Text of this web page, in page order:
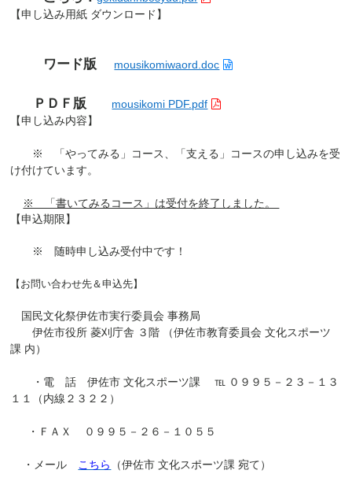
【申し込み用紙 ダウンロード】
ワード版 mousikomiwaord.doc
ＰＤＦ 版
mousikomi PDF.pdf
【申し込み内容】
※ 「やってみる」コース、「支える」コースの申し込みを受
け付けています。
※ 「書いてみるコース」は受付を終了しました。
【申込期限】
※ 随時申し込み受付中です！
【お問い合わせ先＆申込先】
国民文化祭伊佐市実行委員会 事務局
伊佐市役所 菱刈庁舎 ３階 （伊佐市教育委員会 文化スポーツ
課 内）
・電 話 伊佐市 文化スポーツ課 ℡ ０９９５－２３－１３
１１（内線２３２２）
・ＦＡＸ ０９９５－２６－１０５５
・ メール こちら （伊佐市 文化スポーツ課 宛て）